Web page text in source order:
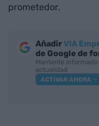
prometedor.
AñadirVIA
de Google de
Mantente
actualidad
ACTIVAR AHORA